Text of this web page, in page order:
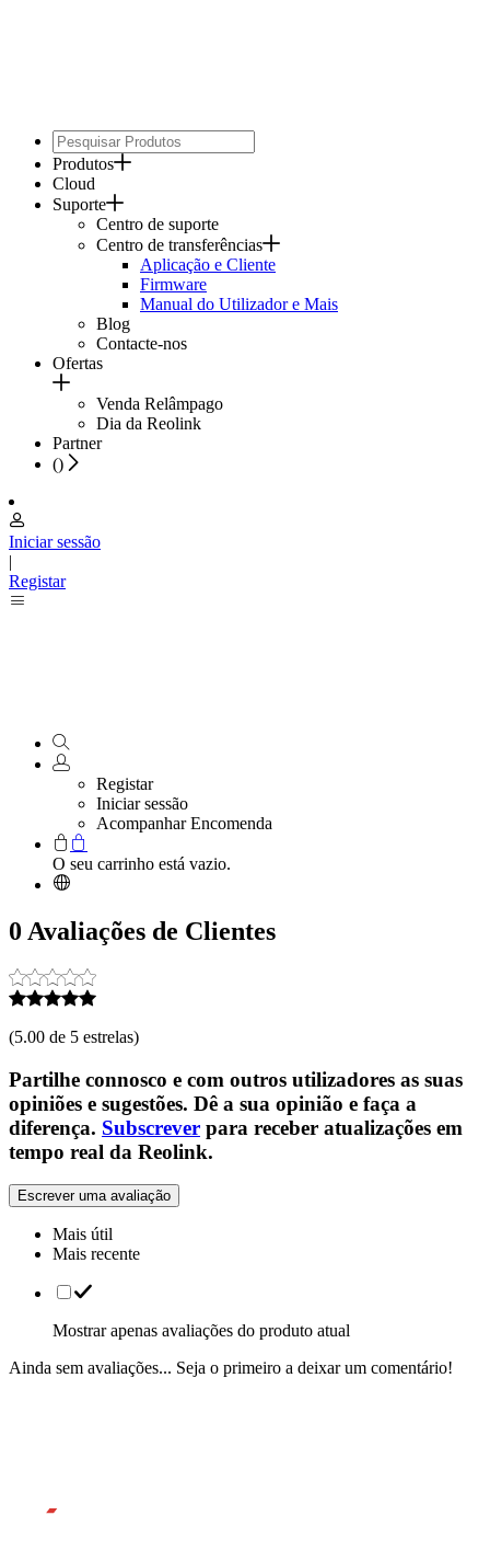
Produtos
Cloud
Suporte
Centro de suporte
Centro de transferências
Aplicação e Cliente
Firmware
Manual do Utilizador e Mais
Blog
Contacte-nos
Ofertas
Venda Relâmpago
Dia da Reolink
Partner
()
Iniciar sessão
|
Registar
Registar
Iniciar sessão
Acompanhar Encomenda
O seu carrinho está vazio.
0 Avaliações de Clientes
(5.00 de 5 estrelas)
Partilhe connosco e com outros utilizadores as suas
opiniões e sugestões. Dê a sua opinião e faça a
diferença. Subscrever para receber atualizações em
tempo real da Reolink.
Escrever uma avaliação
Mais útil
Mais recente
Mostrar apenas avaliações do produto atual
Ainda sem avaliações... Seja o primeiro a deixar um comentário!